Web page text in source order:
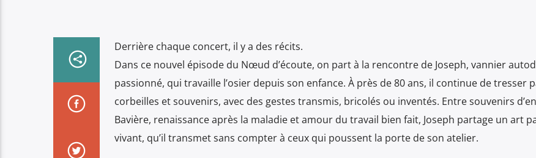
Derrière chaque concert, il y a des récits.
Dans ce nouvel épisode du Nœud d’écoute, on part à la rencontre de Joseph, vannier
passionné, qui travaille l’osier depuis son enfance. À près de 80 ans, il continue de tresser
corbeilles et souvenirs, avec des gestes transmis, bricolés ou inventés. Entre souvenirs
Bavière, renaissance après la maladie et amour du travail bien fait, Joseph partage un art
vivant, qu’il transmet sans compter à ceux qui poussent la porte de son atelier.